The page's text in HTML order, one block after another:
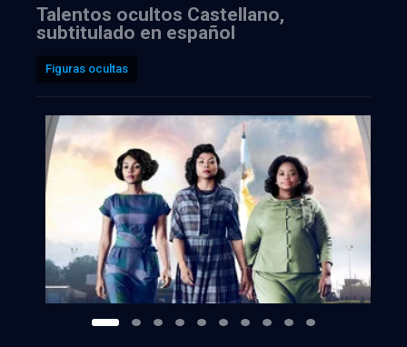
Talentos ocultos Castellano,
subtitulado en español
Figuras ocultas